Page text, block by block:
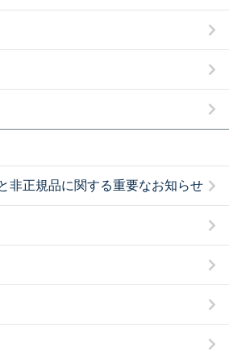
非正規品に関する重要なお知らせ